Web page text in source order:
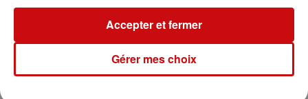
comme au parc Salvator.
Gérer mes choix
Accepter et fermer